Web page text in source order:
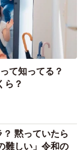
て知ってる？
ら？
黙っていたら
難しい」令和の